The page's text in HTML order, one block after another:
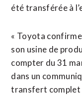
été transférée à
« Toyota
son usine de
compter du 31
dans un
transfert complet